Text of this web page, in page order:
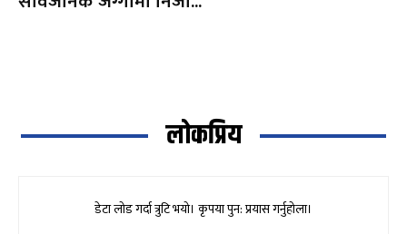
लोकप्रिय
डेटा लोड गर्दा त्रुटि भयो। कृपया पुन: प्रयास गर्नुहोला।